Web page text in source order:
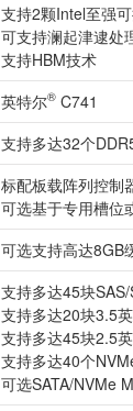
支持2颗Intel至强
可支持澜起津逮处
支持HBM技术
英特尔® C741
支持多达32个
标配板载阵列控制
可选基于专用槽位
可选支持高达8GB
支持多达45块SAS/
支持多达20块3.5
支持多达45块2.5
支持多达40个
可选SATA/NVMe